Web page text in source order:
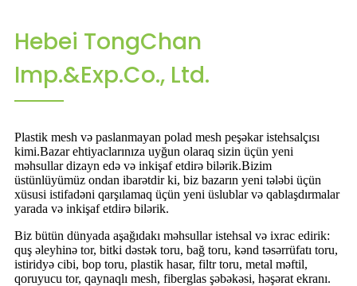
Hebei TongChan
Imp.&Exp.Co., Ltd.
Plastik mesh və paslanmayan polad mesh peşəkar istehsalçısı
kimi.Bazar ehtiyaclarınıza uyğun olaraq sizin üçün yeni
məhsullar dizayn edə və inkişaf etdirə bilərik.Bizim
üstünlüyümüz ondan ibarətdir ki, biz bazarın yeni tələbi üçün
xüsusi istifadəni qarşılamaq üçün yeni üslublar və qablaşdırmalar
yarada və inkişaf etdirə bilərik.
Biz bütün dünyada aşağıdakı məhsullar istehsal və ixrac edirik:
quş əleyhinə tor, bitki dəstək toru, bağ toru, kənd təsərrüfatı toru,
istiridyə cibi, bop toru, plastik hasar, filtr toru, metal məftil,
qoruyucu tor, qaynaqlı mesh, fiberglas şəbəkəsi, həşərat ekranı.